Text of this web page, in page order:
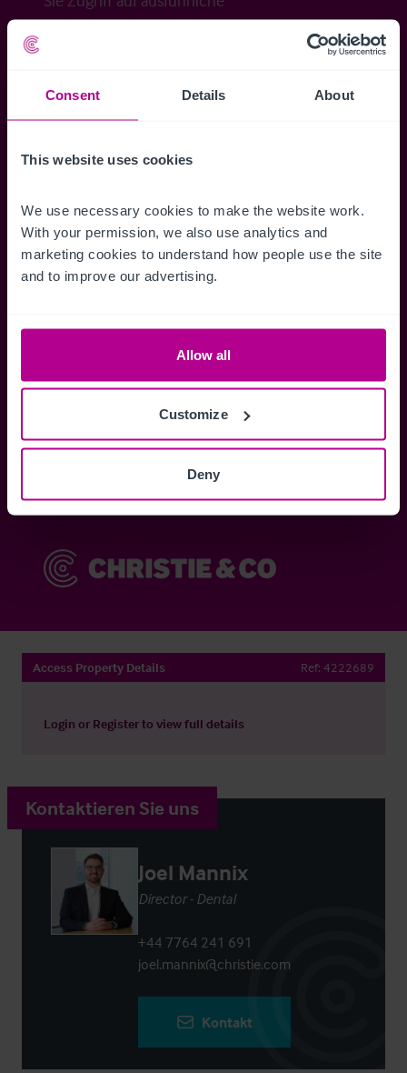
Consent Details About
This website uses cookies
We use necessary cookies to make the website work.
With your permission, we also use analytics and
marketing cookies to understand how people use the site
and to improve our advertising.
Allow all
Customize
Deny
Veraufsinformationen, erweiterte Suche über
Benachrichtigungen für neuen Objekten zu
erhalten.
Zugriff auf alle
Informationen
Speichern
Anmelden
Sie haben bereits ein Konto? Jetzt anmelden
Access Property Details Ref: 4222689
Login or Registerto view full details
Kontaktieren Sie uns
Joel Mannix
Director - Dental
+44 7764 241 691
joel.mannix@christie.com
Kontakt